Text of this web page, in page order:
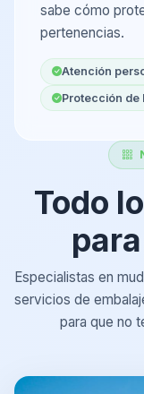
sabe cómo
pertenencias.
Atención
Protección de
Todo
Especialistas en
servicios de
para que no